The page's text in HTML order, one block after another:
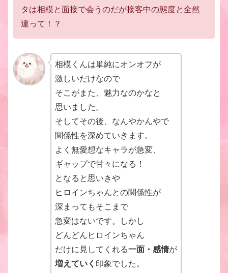
タは相模と面接で会うのだが接客中の態度と全然
違って！？
相模くんは単純にオンオフが
激しいだけなので
そこがまた、魅力なのかなと
思いました。
そしてその後、なんやかんやで
関係性を深めていきます。
よく無愛想なキャラが急変、
ギャップで甘々になる！
となると思いきや
ヒロインちゃんとの関係性が
深まってもそこまで
急変はないです。しかし
どんどんヒロインちゃん
だけに見してくれる一面・感情が
増えていく 印象でした。